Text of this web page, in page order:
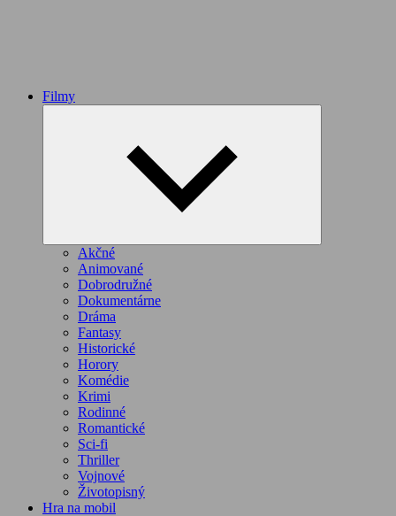
Filmy
Akčné
Animované
Dobrodružné
Dokumentárne
Dráma
Fantasy
Historické
Horory
Komédie
Krimi
Rodinné
Romantické
Sci-fi
Thriller
Vojnové
Životopisný
Hra na mobil